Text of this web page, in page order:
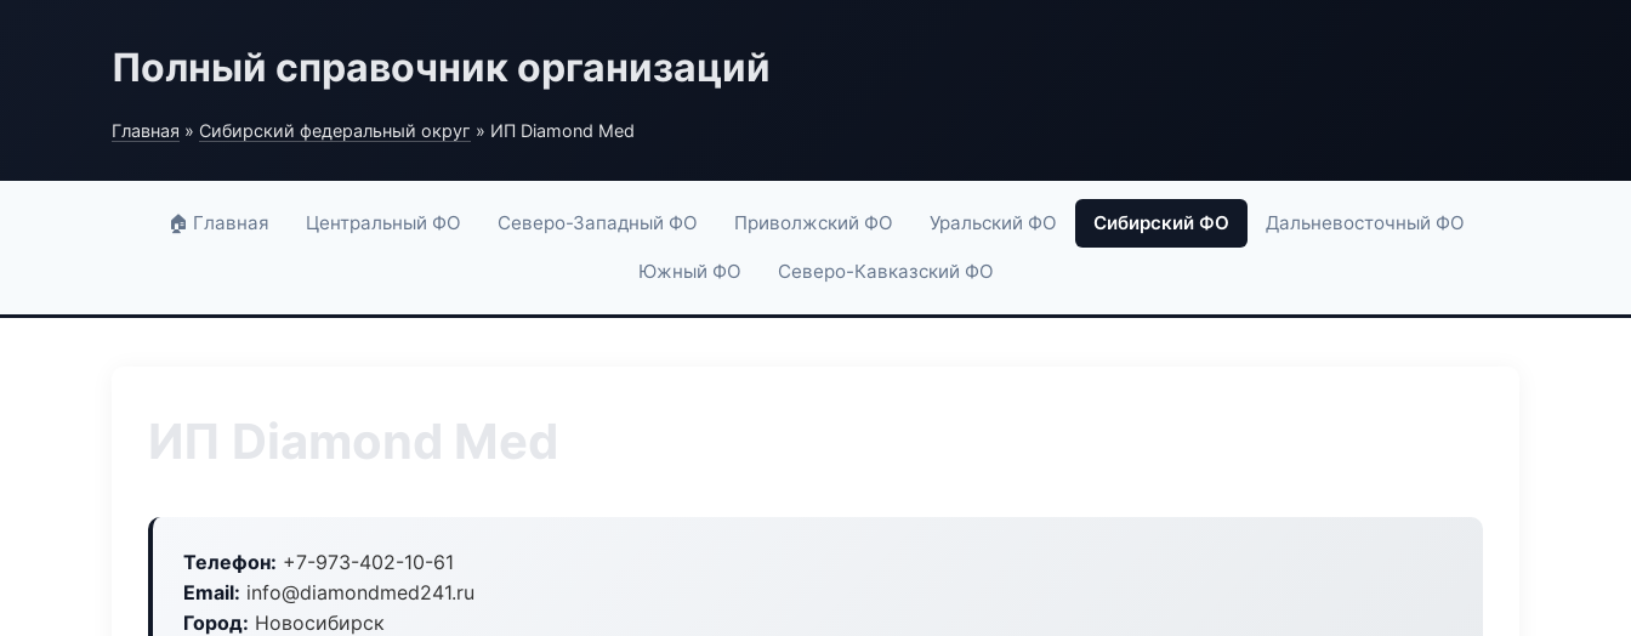
Полный справочник организаций
Главная » Сибирский федеральный округ » ИП Diamond Med
🏠 Главная Центральный ФО Северо-Западный ФО Приволжский ФО Уральский ФО Сибирский ФО Дальневосточный ФО
Южный ФО Северо-Кавказский ФО
ИП Diamond Med
Телефон: +7-973-402-10-61
Email: info@diamondmed241.ru
Город: Новосибирск